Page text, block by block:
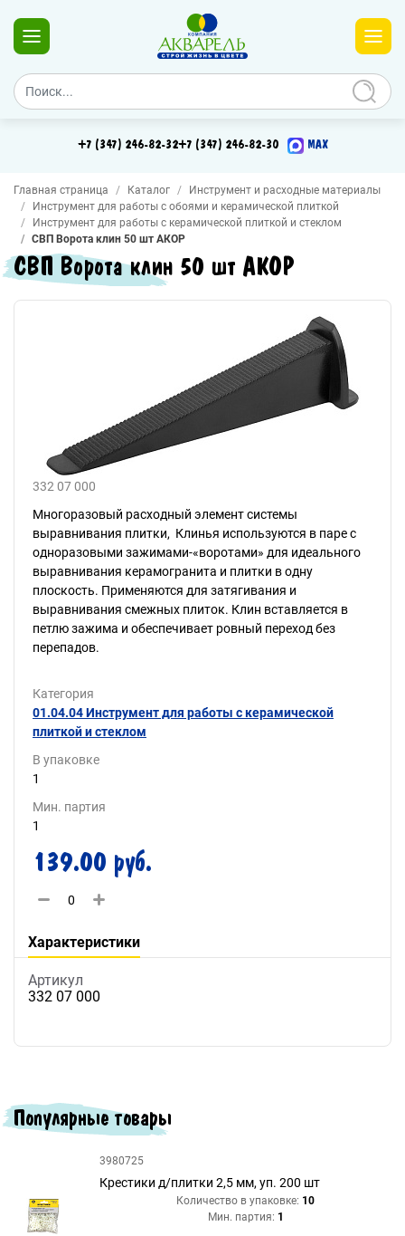
+7 (347) 246-82-32+7 (347) 246-82-30 MAX
Главная страница Каталог
Инструмент и расходные материалы
Инструмент для работы с обоями и керамической плиткой
Инструмент для работы с керамической плиткой и стеклом
СВП Ворота клин 50 шт АКОР
СВП Ворота клин 50 шт АКОР
332 07 000
Многоразовый расходный элемент системы
выравнивания плитки, Клинья используются в паре с
одноразовыми зажимами-«воротами» для идеального
выравнивания керамогранита и плитки в одну
плоскость. Применяются для затягивания и
выравнивания смежных плиток. Клин вставляется в
петлю зажима и обеспечивает ровный переход без
перепадов.
Категория
01.04.04 Инструмент для работы с керамической
плиткой и стеклом
В упаковке
1
Мин. партия
1
139.00 руб.
Характеристики
Артикул
332 07 000
Популярные товары
3980725
Крестики д/плитки 2,5 мм, уп. 200 шт
Количество в упаковке: 10
Мин. партия: 1